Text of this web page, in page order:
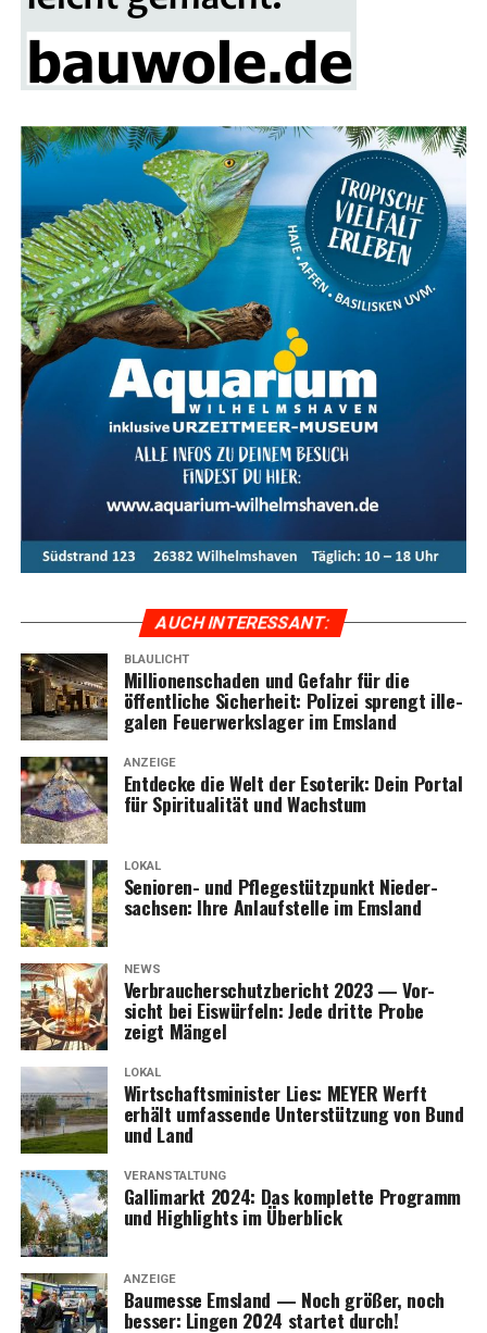
AUCH INTER­ES­SANT:
BLAULICHT
Mil­lio­nen­scha­den und Gefahr für die
öffent­li­che Sicher­heit: Poli­zei sprengt ille­
ga­len Feu­er­werks­la­ger im Emsland
ANZEIGE
Ent­de­cke die Welt der Eso­te­rik: Dein Por­tal
für Spi­ri­tua­li­tät und Wachstum
LOKAL
Senio­ren- und Pfle­ge­stütz­punkt Nie­der­
sach­sen: Ihre Anlauf­stel­le im Emsland
NEWS
Ver­brau­cher­schutz­be­richt 2023 — Vor­
sicht bei Eis­wür­feln: Jede drit­te Pro­be
zeigt Mängel
LOKAL
Wirt­schafts­mi­nis­ter Lies: MEYER Werft
erhält umfas­sen­de Unter­stüt­zung von Bund
und Land
VERANSTALTUNG
Gal­li­markt 2024: Das kom­plet­te Pro­gramm
und High­lights im Überblick
ANZEIGE
Bau­mes­se Ems­land — Noch grö­ßer, noch
bes­ser: Lin­gen 2024 star­tet durch!